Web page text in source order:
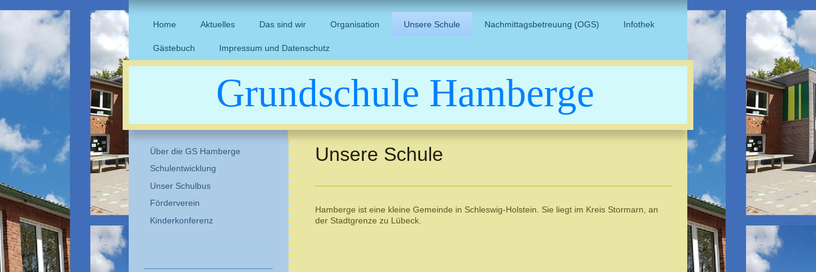
Home Aktuelles Das sind wir Organisation Unsere Schule Nachmittagsbetreuung (OGS) Infothek
Gästebuch Impressum und Datenschutz
Grundschule Hamberge
Unsere Schule
Hamberge ist eine kleine Gemeinde in Schleswig-Holstein. Sie liegt im Kreis Stormarn, an
der Stadtgrenze zu Lübeck.
Über die GS Hamberge
Schulentwicklung
Unser Schulbus
Förderverein
Kinderkonferenz